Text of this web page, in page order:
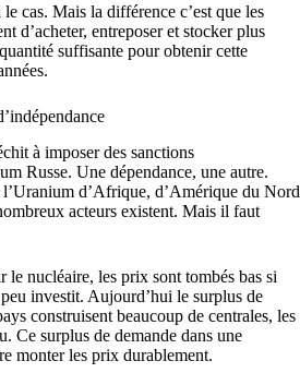
cas. Mais la différence c’est que les
d’acheter, entreposer et stocker plus
suffisante pour obtenir cette
à imposer des sanctions
Russe. Une dépendance, une autre.
d’Afrique, d’Amérique du Nord
acteurs existent. Mais il faut
le nucléaire, les prix sont tombés bas si
investit. Aujourd’hui le surplus de
construisent beaucoup de centrales, les
Ce surplus de demande dans une
monter les prix durablement.